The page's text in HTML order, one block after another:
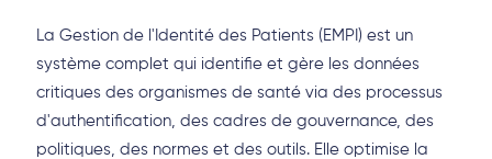
La Gestion de l'Identité des Patients (EMPI) est un
système complet qui identifie et gère les données
critiques des organismes de santé via des processus
d'authentification, des cadres de gouvernance, des
politiques, des normes et des outils. Elle optimise la